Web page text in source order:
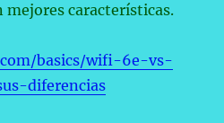
mejores características.
basics/wifi-6e-vs-
diferencias